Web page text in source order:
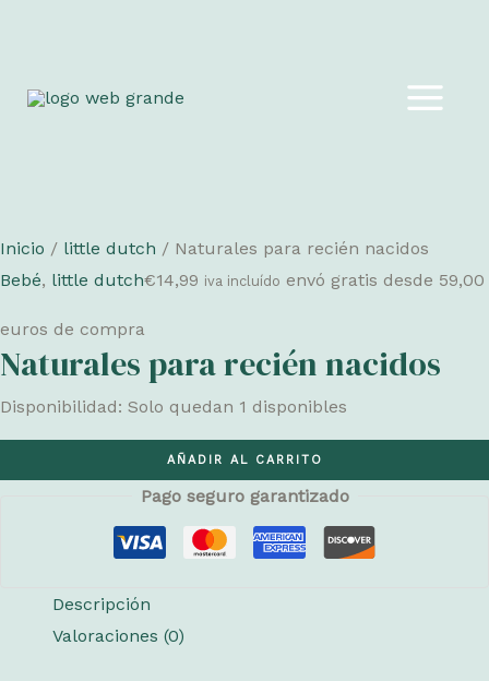
MAIN
Inicio / little dutch / Naturales para recién nacidos
Bebé, little dutch€14,99 iva incluído envó gratis desde 59,00
euros de compra
Naturales para recién nacidos
Disponibilidad: Solo quedan 1 disponibles
para
AÑADIR AL CARRITO
Pago seguro garantizado
Descripción
Valoraciones (0)